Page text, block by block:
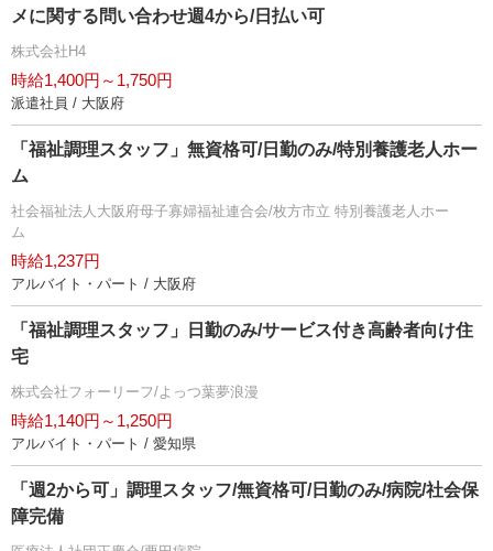
メに関する問い合わせ週4から/日払い可
株式会社H4
時給1,400円～1,750円
派遣社員 / 大阪府
「福祉調理スタッフ」無資格可/日勤のみ/特別養護老人ホー
ム
社会福祉法人大阪府母子寡婦福祉連合会/枚方市立 特別養護老人ホー
ム
時給1,237円
アルバイト・パート / 大阪府
「福祉調理スタッフ」日勤のみ/サービス付き高齢者向け住
宅
株式会社フォーリーフ/よっつ葉夢浪漫
時給1,140円～1,250円
アルバイト・パート / 愛知県
「週2から可」調理スタッフ/無資格可/日勤のみ/病院/社会保
障完備